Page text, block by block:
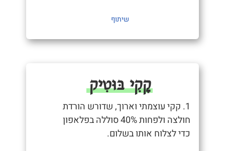
שיתוף
קָקִי בּוּטִיק
1. קקי עוצמתי וארוך, שדורש הורדת
חולצה ולפחות 40% סוללה בפלאפון
כדי לצלוח אותו בשלום.